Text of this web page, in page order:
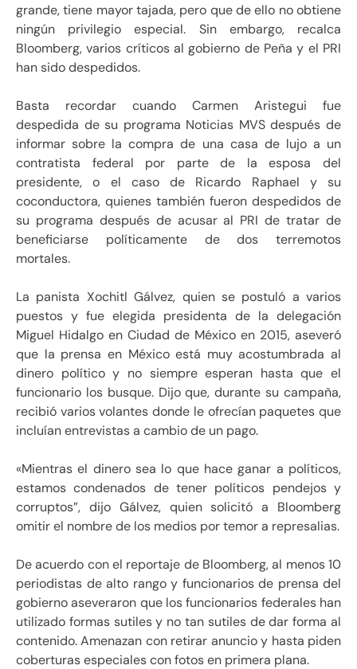
grande, tiene mayor tajada, pero que de ello no obtiene
ningún privilegio especial. Sin embargo, recalca
Bloomberg, varios críticos al gobierno de Peña y el PRI
han sido despedidos.
Basta recordar cuando Carmen Aristegui fue
despedida de su programa Noticias MVS después de
informar sobre la compra de una casa de lujo a un
contratista federal por parte de la esposa del
presidente, o el caso de Ricardo Raphael y su
coconductora, quienes también fueron despedidos de
su programa después de acusar al PRI de tratar de
beneficiarse políticamente de dos terremotos
mortales.
La panista Xochitl Gálvez, quien se postuló a varios
puestos y fue elegida presidenta de la delegación
Miguel Hidalgo en Ciudad de México en 2015, aseveró
que la prensa en México está muy acostumbrada al
dinero político y no siempre esperan hasta que el
funcionario los busque. Dijo que, durante su campaña,
recibió varios volantes donde le ofrecían paquetes que
incluían entrevistas a cambio de un pago.
«Mientras el dinero sea lo que hace ganar a políticos,
estamos condenados de tener políticos pendejos y
corruptos”, dijo Gálvez, quien solicitó a Bloomberg
omitir el nombre de los medios por temor a represalias.
De acuerdo con el reportaje de Bloomberg, al menos 10
periodistas de alto rango y funcionarios de prensa del
gobierno aseveraron que los funcionarios federales han
utilizado formas sutiles y no tan sutiles de dar forma al
contenido. Amenazan con retirar anuncio y hasta piden
coberturas especiales con fotos en primera plana.